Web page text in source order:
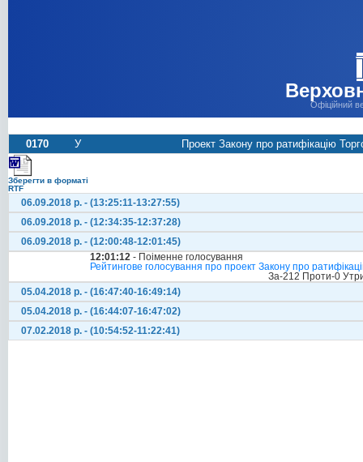
Офіційний
0170 У Проект Закону про ратифікацію
Зберегти в форматі
RTF
06.09.2018 р. - (13:25:11-13:27:55)
06.09.2018 р. - (12:34:35-12:37:28)
06.09.2018 р. - (12:00:48-12:01:45)
12:01:12 - Поіменне голосування
Рейтингове голосування про проект Закону про
За-212 Проти-0
05.04.2018 р. - (16:47:40-16:49:14)
05.04.2018 р. - (16:44:07-16:47:02)
07.02.2018 р. - (10:54:52-11:22:41)